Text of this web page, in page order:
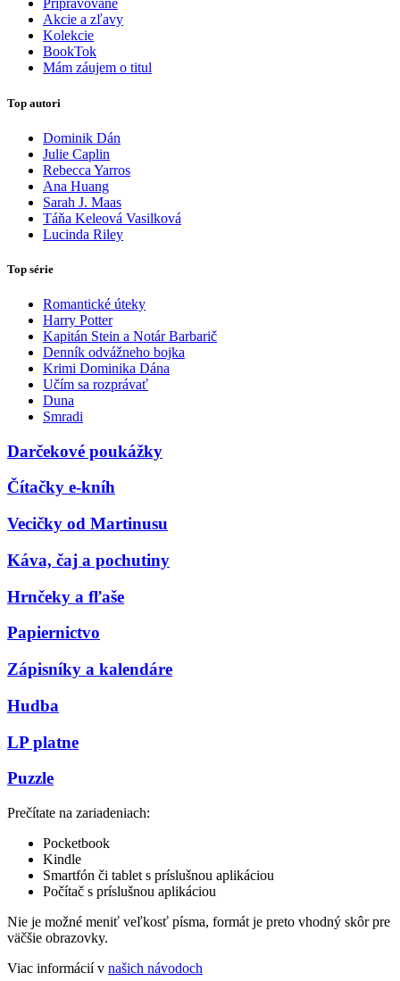
Pripravované
Akcie a zľavy
Kolekcie
BookTok
Mám záujem o titul
Top autori
Dominik Dán
Julie Caplin
Rebecca Yarros
Ana Huang
Sarah J. Maas
Táňa Keleová Vasilková
Lucinda Riley
Top série
Romantické úteky
Harry Potter
Kapitán Stein a Notár Barbarič
Denník odvážneho bojka
Krimi Dominika Dána
Učím sa rozprávať
Duna
Smradi
Darčekové poukážky
Čítačky e-kníh
Vecičky od Martinusu
Káva, čaj a pochutiny
Hrnčeky a fľaše
Papiernictvo
Zápisníky a kalendáre
Hudba
LP platne
Puzzle
Prečítate na zariadeniach:
Pocketbook
Kindle
Smartfón či tablet s príslušnou aplikáciou
Počítač s príslušnou aplikáciou
Nie je možné meniť veľkosť písma, formát je preto vhodný skôr pre
väčšie obrazovky.
Viac informácií v našich návodoch